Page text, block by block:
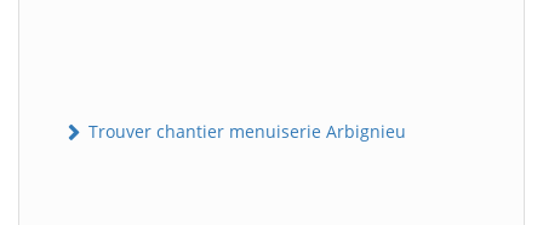
Trouver chantier menuiserie Arbignieu